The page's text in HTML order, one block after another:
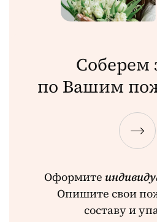
Соберем
по Вашим
Оформите
Опишите свои
составу и